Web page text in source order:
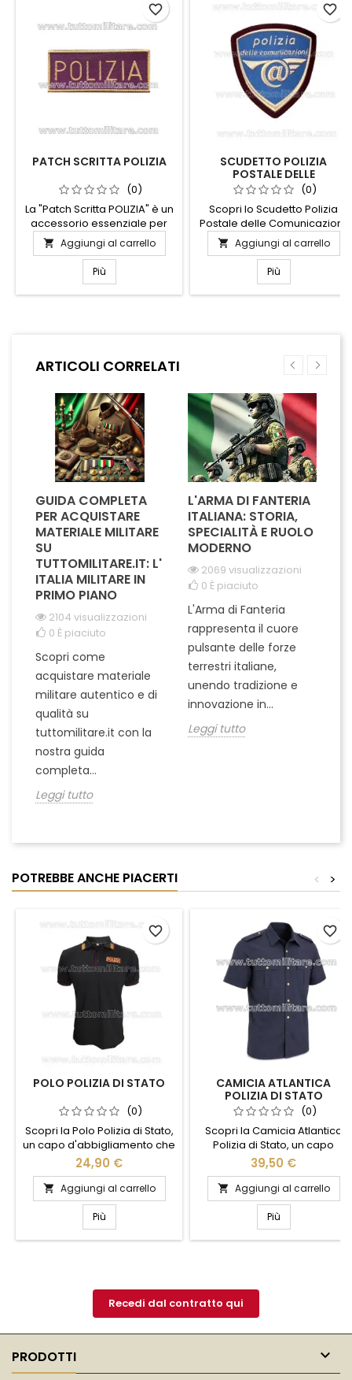
PATCH SCRITTA POLIZIA
(0)
La "Patch Scritta POLIZIA" è un
accessorio essenziale per
chi desidera un look
professionale e autorevole.
Realizzata con materiali di
alta qualità, questa patch è
resistente e durevole,
di fissaggio semplice
rapida su...
 Aggiungi al carrello
Più
favorite_border
SCUDETTO POLIZIA
POSTALE DELLE
COMUNICAZIONI
(0)
Scopri lo Scudetto Polizia
Postale delle Comunicazioni,
un simbolo distintivo di
professionalità e dedizione.
Realizzato con materiali di
alta qualità, questo scudetto
rappresenta l'impegno
la competenza della Polizia
 Aggiungi al carrello
Più
favorite_border
ARTICOLI CORRELATI
GUIDA COMPLETA
PER ACQUISTARE
MATERIALE MILITARE
SU
TUTTOMILITARE.IT: L'
ITALIA MILITARE IN
PRIMO PIANO
2104 visualizzazioni
0 È piaciuto
Scopri come
acquistare materiale
militare autentico e di
qualità su
tuttomilitare.it con la
nostra guida
completa...
Leggi tutto
L'ARMA DI FANTERIA
ITALIANA: STORIA,
SPECIALITÀ E RUOLO
MODERNO
2069 visualizzazioni
0 È piaciuto
L'Arma di Fanteria
rappresenta il cuore
pulsante delle forze
terrestri italiane,
unendo tradizione e
innovazione in...
Leggi tutto
POTREBBE ANCHE PIACERTI >
<
POLO POLIZIA DI STATO
(0)
Scopri la Polo Polizia di Stato,
un capo d'abbigliamento che
unisce stile e funzionalità.
Realizzata con materiali di
alta qualità, questa polo offre
comfort e resistenza, ideale
per l'uso quotidiano. Il design
elegante, arricchito dal logo
ufficiale, conferisce un tocco
look distintivo e...
24,90 €
 Aggiungi al carrello
Più
favorite_border
CAMICIA ATLANTICA
POLIZIA DI STATO
(0)
Scopri la Camicia Atlantica
Polizia di Stato, un capo
d'abbigliamento che unisce
stile e funzionalità. Realizzata
con materiali di alta qualità,
questa camicia offre comfort
e resistenza, ideale per chi
cerca un look professionale
e curato. Il design elegante è
tradizione della Polizia di...
39,50 €
 Aggiungi al carrello
Più
favorite_border
Recedi dal contratto qui
PRODOTTI 